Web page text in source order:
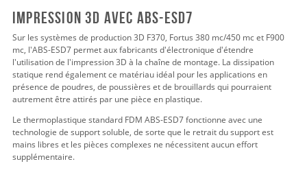
IMPRESSION 3D AVEC ABS-ESD7
Sur les systèmes de production 3D F370, Fortus 380 mc/450 mc et F900
mc, l'ABS-ESD7 permet aux fabricants d'électronique d'étendre
l'utilisation de l'impression 3D à la chaîne de montage. La dissipation
statique rend également ce matériau idéal pour les applications en
présence de poudres, de poussières et de brouillards qui pourraient
autrement être attirés par une pièce en plastique.
Le thermoplastique standard FDM ABS-ESD7 fonctionne avec une
technologie de support soluble, de sorte que le retrait du support est
mains libres et les pièces complexes ne nécessitent aucun effort
supplémentaire.